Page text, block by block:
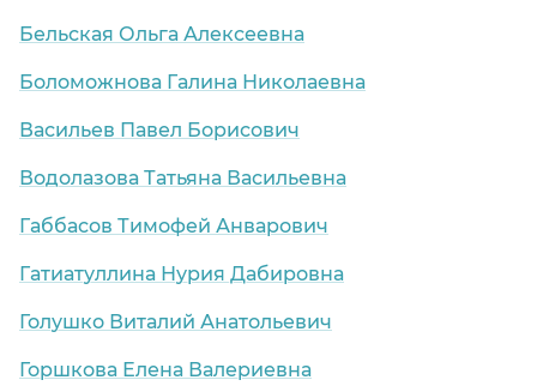
Бельская Ольга Алексеевна
Боломожнова Галина Николаевна
Васильев Павел Борисович
Водолазова Татьяна Васильевна
Габбасов Тимофей Анварович
Гатиатуллина Нурия Дабировна
Голушко Виталий Анатольевич
Горшкова Елена Валериевна